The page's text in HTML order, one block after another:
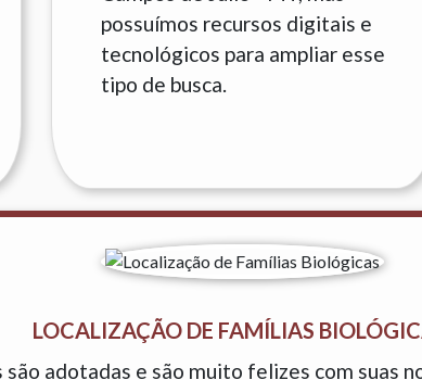
possuímos recursos digitais e
tecnológicos para ampliar esse
tipo de busca.
LOCALIZAÇÃO DE FAMÍLIAS
adotadas e são muito felizes com suas